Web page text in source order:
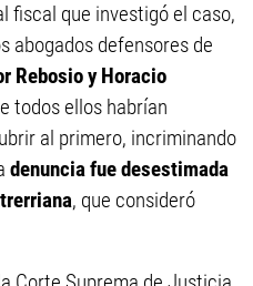
fiscal que investigó el caso,
abogados defensores de
Rebosio y Horacio
todos ellos habrían
al primero, incriminando
denuncia fue desestimada
, que consideró